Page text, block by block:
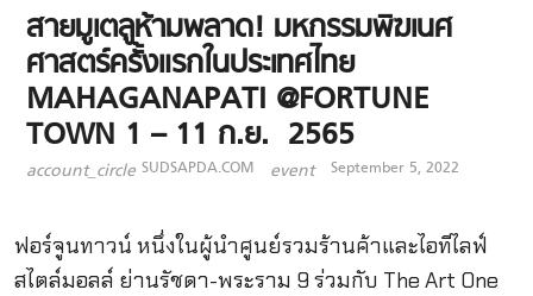
สายมูเตลูห้ามพลาด! มหกรรมพิฆเนศ
ศาสตร์ครั้งแรกในประเทศไทย
MAHAGANAPATI @FORTUNE
TOWN 1 – 11 ก.ย. 2565
account_circle SUDSAPDA.COM event September 5, 2022
ฟอร์จูนทาวน์ หนึ่งในผู้นำศูนย์รวมร้านค้าและไอทีไลฟ์
สไตล์มอลล์ ย่านรัชดา-พระราม 9 ร่วมกับ The Art One